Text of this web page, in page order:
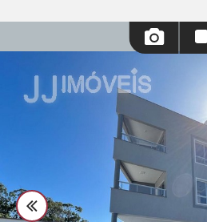
Quem Somos
Contato
Fale Conosco 48 3364-0079
48 99842-0500
Divulgue seu imóvel